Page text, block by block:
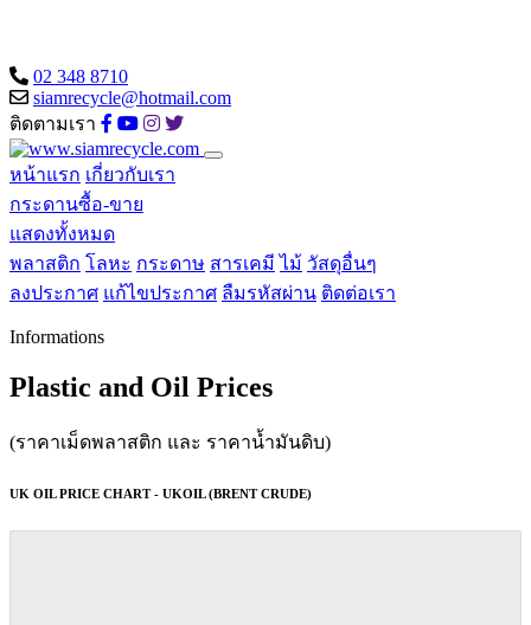
02 348 8710
siamrecycle@hotmail.com
ติดตามเรา
หน้าแรก เกี่ยวกับเรา
กระดานซื้อ-ขาย
แสดงทั้งหมด
พลาสติก โลหะ กระดาษ สารเคมี ไม้ วัสดุอื่นๆ
ลงประกาศ แก้ไขประกาศ ลืมรหัสผ่าน ติดต่อเรา
Informations
Plastic and Oil Prices
(ราคาเม็ดพลาสติก และ ราคาน้ำมันดิบ)
UK OIL PRICE CHART - UKOIL (BRENT CRUDE)